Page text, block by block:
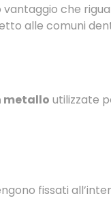
che
alle comuni
metallo utilizzate
fissati